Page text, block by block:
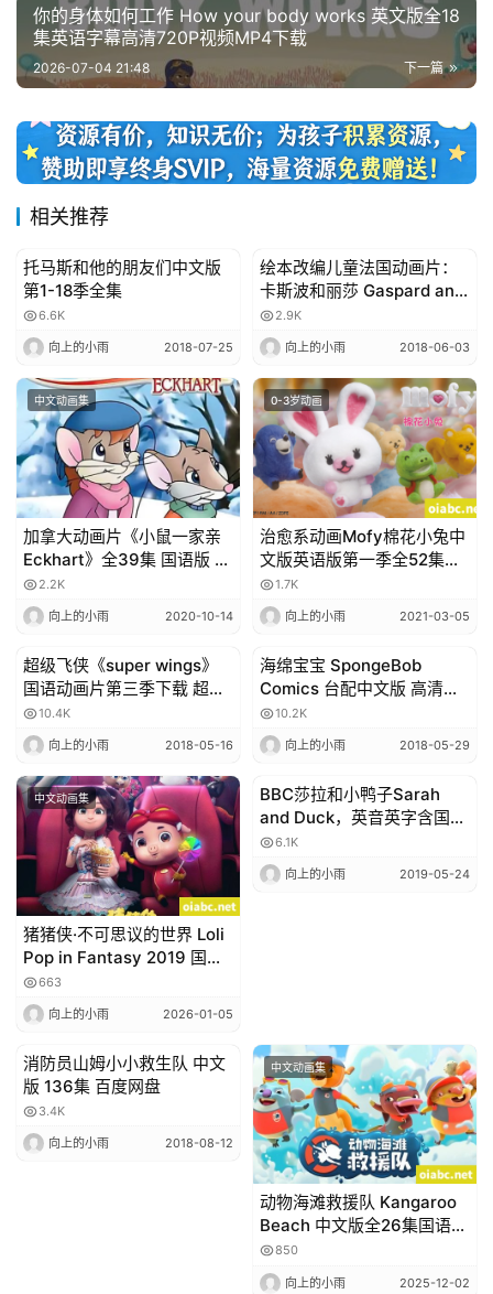
你的身体如何工作 How your body works 英文版全18
集英语字幕高清720P视频MP4下载
下一篇
2026-07-04 21:48
相关推荐
中文动画集
托马斯和他的朋友们中文版
第1-18季全集
6.6K
向上的小雨 2018-07-25
中文动画集
绘本改编儿童法国动画片：
卡斯波和丽莎 Gaspard and
Lisa 国语版 全51集 高清
MP4下载
2.9K
向上的小雨 2018-06-03
中文动画集
加拿大动画片《小鼠一家亲
Eckhart》全39集 国语版 高
清/MP4/1.87G 百度网盘下
载
2.2K
向上的小雨 2020-10-14
0-3岁动画
治愈系动画Mofy棉花小兔中
文版英语版第一季全52集中
英文字幕 百度云网盘免费下
载
1.7K
向上的小雨 2021-03-05
中文动画集
超级飞侠《super wings》
国语动画片第三季下载 超清
1080P 中文字幕
10.4K
向上的小雨 2018-05-16
中文动画集
海绵宝宝 SpongeBob
Comics 台配中文版 高清
120集 百度网盘下载
10.2K
向上的小雨 2018-05-29
中文动画集
猪猪侠·不可思议的世界 Loli
Pop in Fantasy 2019 国语
高清800P视频MP4网盘下
载
663
向上的小雨 2026-01-05
3-6岁动画
BBC莎拉和小鸭子Sarah
and Duck，英音英字含国语
版全网最全最清晰版本，1-3
季全， 超清1280*720P
6.1K
向上的小雨 2019-05-24
中文动画集
消防员山姆小小救生队 中文
版 136集 百度网盘
3.4K
向上的小雨 2018-08-12
中文动画集
动物海滩救援队 Kangaroo
Beach 中文版全26集国语中
字高清1080P视频网盘下载
850
向上的小雨 2025-12-02